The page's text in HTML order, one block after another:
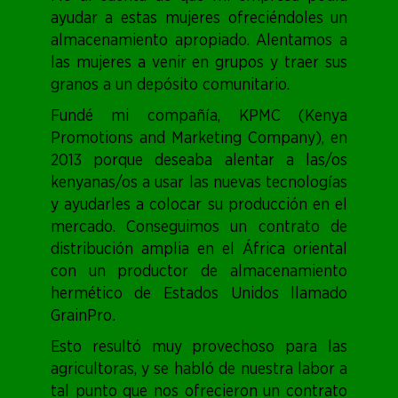
ayudar a estas mujeres ofreciéndoles un
almacenamiento apropiado. Alentamos a
las mujeres a venir en grupos y traer sus
granos a un depósito comunitario.
Fundé mi compañía, KPMC (Kenya
Promotions and Marketing Company), en
2013 porque deseaba alentar a las/os
kenyanas/os a usar las nuevas tecnologías
y ayudarles a colocar su producción en el
mercado. Conseguimos un contrato de
distribución amplia en el África oriental
con un productor de almacenamiento
hermético de Estados Unidos llamado
GrainPro.
Esto resultó muy provechoso para las
agricultoras, y se habló de nuestra labor a
tal punto que nos ofrecieron un contrato